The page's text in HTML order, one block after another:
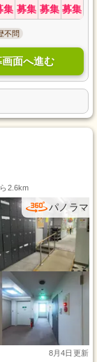
集 募集 募集 募集
不問
画面へ進む
2.6km
パノラマ
8月4日更新